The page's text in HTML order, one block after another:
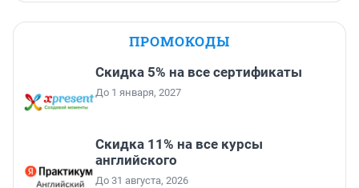
ПРОМОКОДЫ
Скидка 5% на все сертификаты
До 1 января, 2027
Скидка 11% на все курсы
английского
До 31 августа, 2026